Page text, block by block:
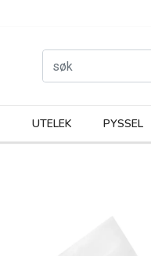
UTELEK PYSSEL